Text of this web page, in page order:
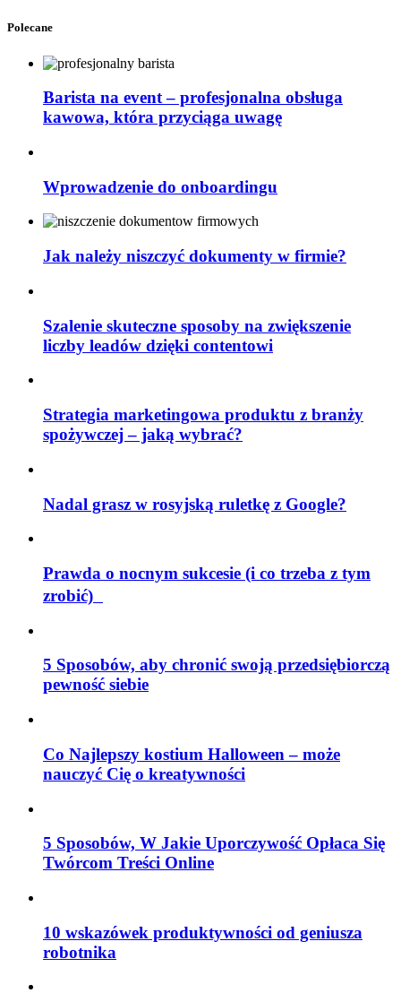
Polecane
Barista na event – profesjonalna obsługa
kawowa, która przyciąga uwagę
Wprowadzenie do onboardingu
Jak należy niszczyć dokumenty w firmie?
Szalenie skuteczne sposoby na zwiększenie
liczby leadów dzięki contentowi
Strategia marketingowa produktu z branży
spożywczej – jaką wybrać?
Nadal grasz w rosyjską ruletkę z Google?
Prawda o nocnym sukcesie (i co trzeba z tym
zrobić)
5 Sposobów, aby chronić swoją przedsiębiorczą
pewność siebie
Co Najlepszy kostium Halloween – może
nauczyć Cię o kreatywności
5 Sposobów, W Jakie Uporczywość Opłaca Się
Twórcom Treści Online
10 wskazówek produktywności od geniusza
robotnika